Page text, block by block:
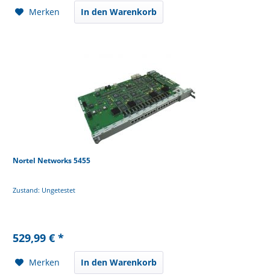
Merken In den Warenkorb
Nortel Networks 5455
Zustand: Ungetestet
529,99 € *
Merken In den Warenkorb